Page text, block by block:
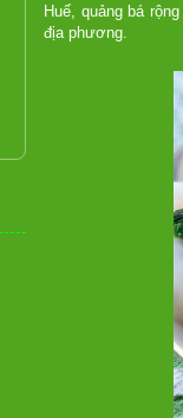
Huế, quảng bá
địa phương.